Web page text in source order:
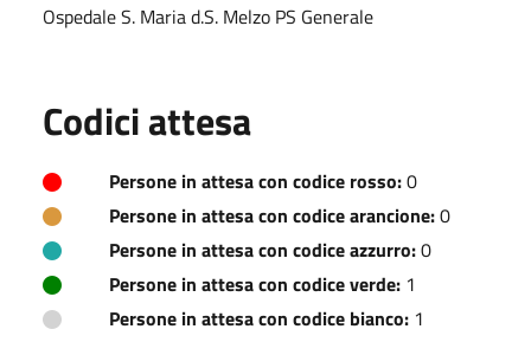
Ospedale S. Maria d.S. Melzo PS Generale
Codici attesa
Persone in attesa con codice rosso:0
Persone in attesa con codice arancione:0
Persone in attesa con codice azzurro:0
Persone in attesa con codice verde: 1
Persone in attesa con codice bianco: 1